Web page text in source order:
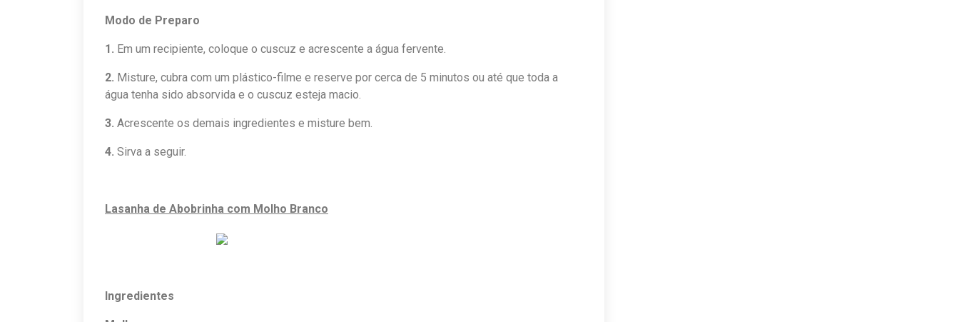
Modo de Preparo
1. Em um recipiente, coloque o cuscuz e acrescente a água fervente.
2. Misture, cubra com um plástico-filme e reserve por cerca de 5 minutos ou até que toda a
água tenha sido absorvida e o cuscuz esteja macio.
3. Acrescente os demais ingredientes e misture bem.
4. Sirva a seguir.
Lasanha de Abobrinha com Molho Branco
Ingredientes